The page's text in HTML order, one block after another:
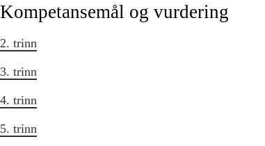
Kompetansemål og vurdering
2. trinn
3. trinn
4. trinn
5. trinn